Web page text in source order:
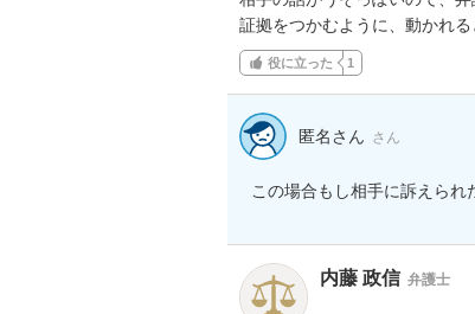
証拠をつかむように、動かれる
役に立った 1
匿名さん さん
この場合もし相手に訴えられ
内藤 政信 弁護士